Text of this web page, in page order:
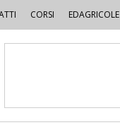
CORSI EDAGRICOLE